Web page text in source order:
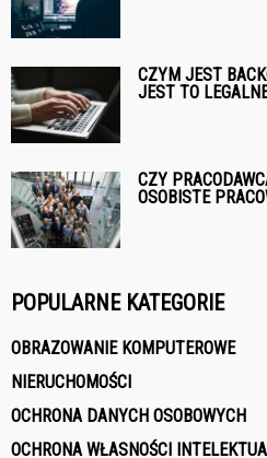
CZYM JEST
JEST TO
CZY
OSOBISTE
POPULARNE KATEGORIE
OBRAZOWANIE KOMPUTEROWE
NIERUCHOMOŚCI
OCHRONA DANYCH OSOBOWYCH
OCHRONA WŁASNOŚCI